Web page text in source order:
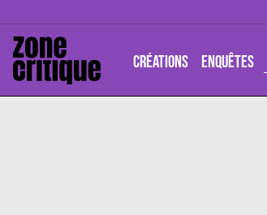
CRÉATIONS ENQUÊTES